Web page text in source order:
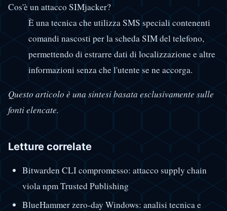
Cos'è un attacco SIMjacker?
È una tecnica che utilizza SMS speciali contenenti
comandi nascosti per la scheda SIM del telefono,
permettendo di estrarre dati di localizzazione e altre
informazioni senza che l'utente se ne accorga.
Questo articolo è una sintesi basata esclusivamente sulle
fonti elencate.
Letture correlate
Bitwarden CLI compromesso: attacco supply chain
viola npm Trusted Publishing
BlueHammer zero-day Windows: analisi tecnica e